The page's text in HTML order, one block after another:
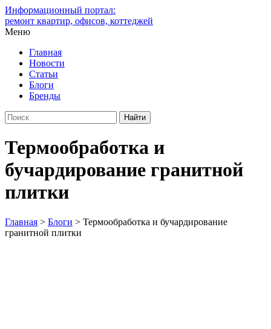
Информационный портал:
ремонт квартир, офисов, коттеджей
Меню
Главная
Новости
Статьи
Блоги
Бренды
Термообработка и
бучардирование гранитной
плитки
Главная > Блоги > Термообработка и бучардирование
гранитной плитки